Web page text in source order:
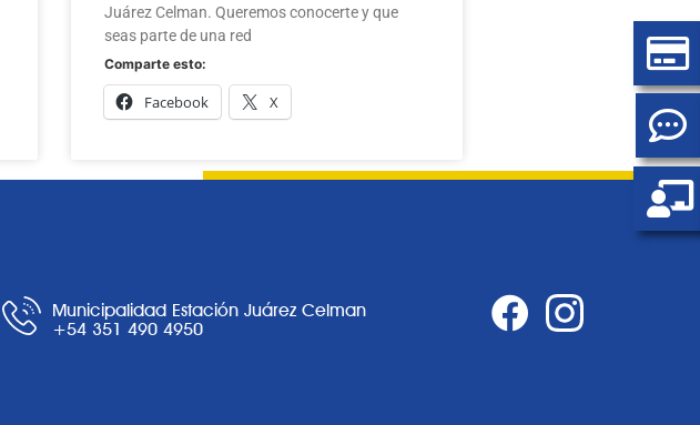
Juárez Celman. Queremos conocerte y que
seas parte de una red
Comparte esto:
Facebook X
Municipalidad Estación Juárez Celman
+54 351 490 4950